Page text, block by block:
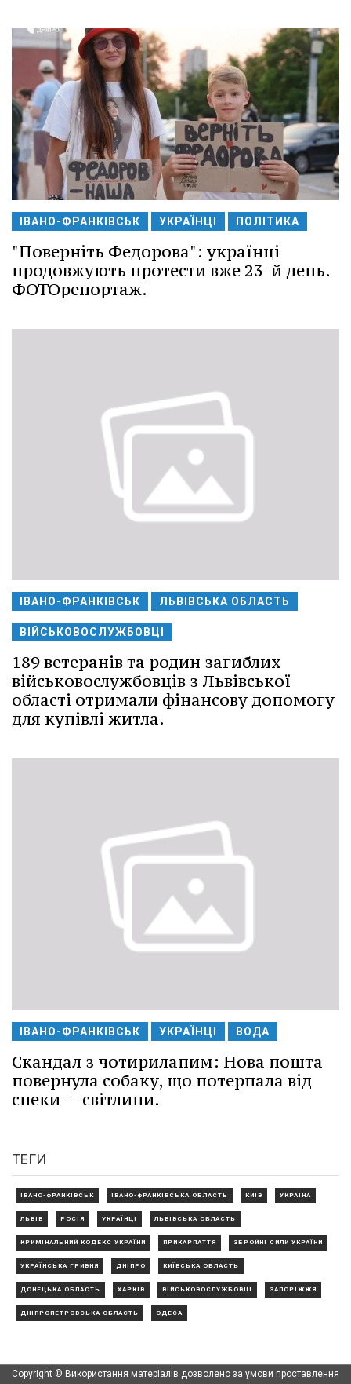
ІВАНО-ФРАНКІВСЬК УКРАЇНЦІ ПОЛІТИКА
"Поверніть Федорова": українці
продовжують протести вже 23-й день.
ФОТОрепортаж.
ІВАНО-ФРАНКІВСЬК ЛЬВІВСЬКА ОБЛАСТЬ
ВІЙСЬКОВОСЛУЖБОВЦІ
189 ветеранів та родин загиблих
військовослужбовців з Львівської
області отримали фінансову допомогу
для купівлі житла.
ІВАНО-ФРАНКІВСЬК УКРАЇНЦІ ВОДА
Скандал з чотирилапим: Нова пошта
повернула собаку, що потерпала від
спеки -- світлини.
ТЕГИ
ІВАНО-ФРАНКІВСЬК ІВАНО-ФРАНКІВСЬКА ОБЛАСТЬ КИЇВ УКРАЇНА
ЛЬВІВ РОСІЯ УКРАЇНЦІ ЛЬВІВСЬКА ОБЛАСТЬ
КРИМІНАЛЬНИЙ КОДЕКС УКРАЇНИ ПРИКАРПАТТЯ ЗБРОЙНІ СИЛИ УКРАЇНИ
УКРАЇНСЬКА ГРИВНЯ ДНІПРО КИЇВСЬКА ОБЛАСТЬ
ДОНЕЦЬКА ОБЛАСТЬ ХАРКІВ ВІЙСЬКОВОСЛУЖБОВЦІ ЗАПОРІЖЖЯ
ДНІПРОПЕТРОВСЬКА ОБЛАСТЬ ОДЕСА
Copyright © Використання матеріалів дозволено за умови проставлення